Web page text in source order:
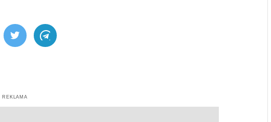
Twitter Telegram
REKLAMA